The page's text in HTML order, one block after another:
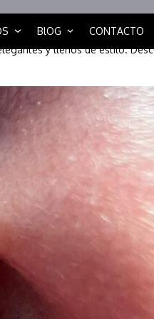
BlOG
CONTACTO
y llenos de estilo.